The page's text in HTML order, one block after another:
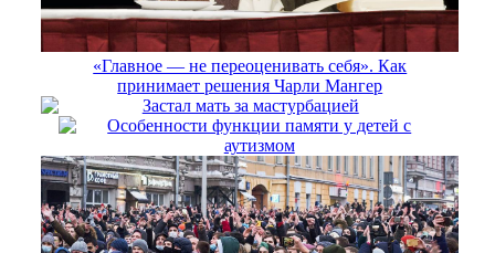
«Главное — не переоценивать себя». Как
принимает решения Чарли Мангер
Застал мать за мастурбацией
Особенности функции памяти у детей с
аутизмом